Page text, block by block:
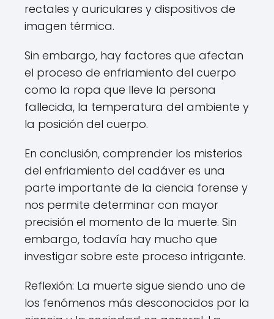
rectales y auriculares y dispositivos de
imagen térmica.
Sin embargo, hay factores que afectan
el proceso de enfriamiento del cuerpo
como la ropa que lleve la persona
fallecida, la temperatura del ambiente y
la posición del cuerpo.
En conclusión, comprender los misterios
del enfriamiento del cadáver es una
parte importante de la ciencia forense y
nos permite determinar con mayor
precisión el momento de la muerte. Sin
embargo, todavía hay mucho que
investigar sobre este proceso intrigante.
Reflexión: La muerte sigue siendo uno de
los fenómenos más desconocidos por la